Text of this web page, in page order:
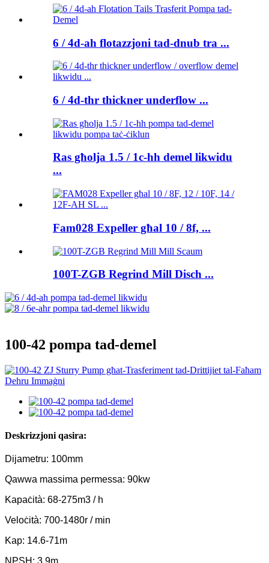
6 / 4d-ah flotazzjoni tad-dnub tra ...
6 / 4d-thr thickner underflow ...
Ras għolja 1.5 / 1c-hh demel likwidu
...
Fam028 Expeller għal 10 / 8f, ...
100T-ZGB Regrind Mill Disch ...
100-42 pompa tad-demel
Deskrizzjoni qasira:
Dijametru: 100mm
Qawwa massima permessa: 90kw
Kapaċità: 68-275m3 / h
Veloċità: 700-1480r / min
Kap: 14.6-71m